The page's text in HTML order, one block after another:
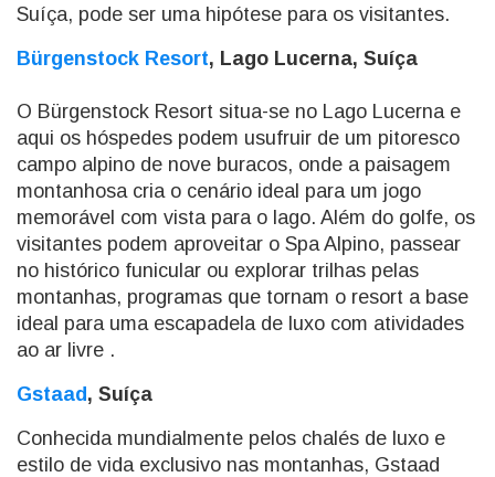
Suíça, pode ser uma hipótese para os visitantes.
Bürgenstock Resort, Lago Lucerna, Suíça
O Bürgenstock Resort situa-se no Lago Lucerna e
aqui os hóspedes podem usufruir de um pitoresco
campo alpino de nove buracos, onde a paisagem
montanhosa cria o cenário ideal para um jogo
memorável com vista para o lago. Além do golfe, os
visitantes podem aproveitar o Spa Alpino, passear
no histórico funicular ou explorar trilhas pelas
montanhas, programas que tornam o resort a base
ideal para uma escapadela de luxo com atividades
ao ar livre .
Gstaad , Suíça
Conhecida mundialmente pelos chalés de luxo e
estilo de vida exclusivo nas montanhas, Gstaad